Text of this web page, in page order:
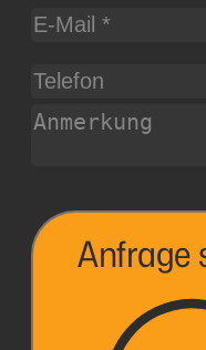
Anfrage